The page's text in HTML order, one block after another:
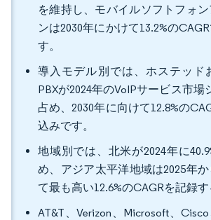
を維持し、モバイルソフトフォ
ンは2030年にかけて13.2%の
す。
導入モデル別では、ホステッド
PBXが2024年のVoIPサービス市場
占め、2030年に向けて12.8%の
込みです。
地域別では、北米が2024年に
め、アジア太平洋地域は2025年
て最も高い12.6%のCAGRを記録す
AT&T、Verizon、Microsoft、